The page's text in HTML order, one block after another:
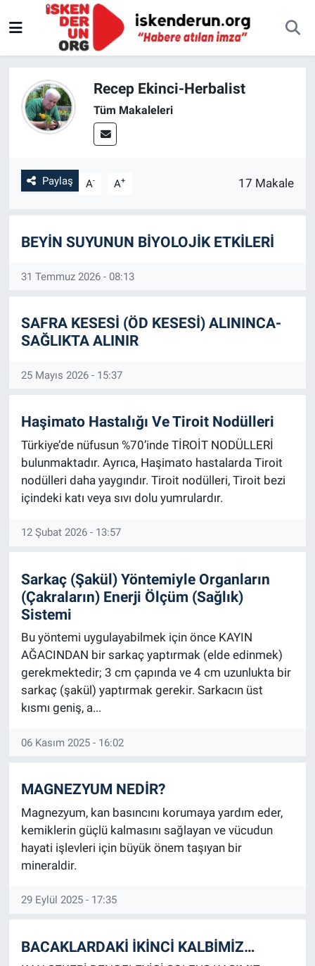
Recep Ekinci-Herbalist
Tüm Makaleleri
Paylaş A- A+ 17 Makale
BEYİN SUYUNUN BİYOLOJİK ETKİLERİ
31 Temmuz 2026 - 08:13
SAFRA KESESİ (ÖD KESESİ) ALININCA-
SAĞLIKTA ALINIR
25 Mayıs 2026 - 15:37
Haşimato Hastalığı Ve Tiroit Nodülleri
Türkiye’de nüfusun %70’inde TİROİT NODÜLLERİ
bulunmaktadır. Ayrıca, Haşimato hastalarda Tiroit
nodülleri daha yaygındır. Tiroit nodülleri, Tiroit bezi
içindeki katı veya sıvı dolu yumrulardır.
12 Şubat 2026 - 13:57
Sarkaç (Şakül) Yöntemiyle Organların
(Çakraların) Enerji Ölçüm (Sağlık)
Sistemi
Bu yöntemi uygulayabilmek için önce KAYIN
AĞACINDAN bir sarkaç yaptırmak (elde edinmek)
gerekmektedir; 3 cm çapında ve 4 cm uzunlukta bir
sarkaç (şakül) yaptırmak gerekir. Sarkacın üst
kısmı geniş, a...
06 Kasım 2025 - 16:02
MAGNEZYUM NEDİR?
Magnezyum, kan basıncını korumaya yardım eder,
kemiklerin güçlü kalmasını sağlayan ve vücudun
hayati işlevleri için büyük önem taşıyan bir
mineraldir.
29 Eylül 2025 - 17:35
BACAKLARDAKİ İKİNCİ KALBİMİZ…